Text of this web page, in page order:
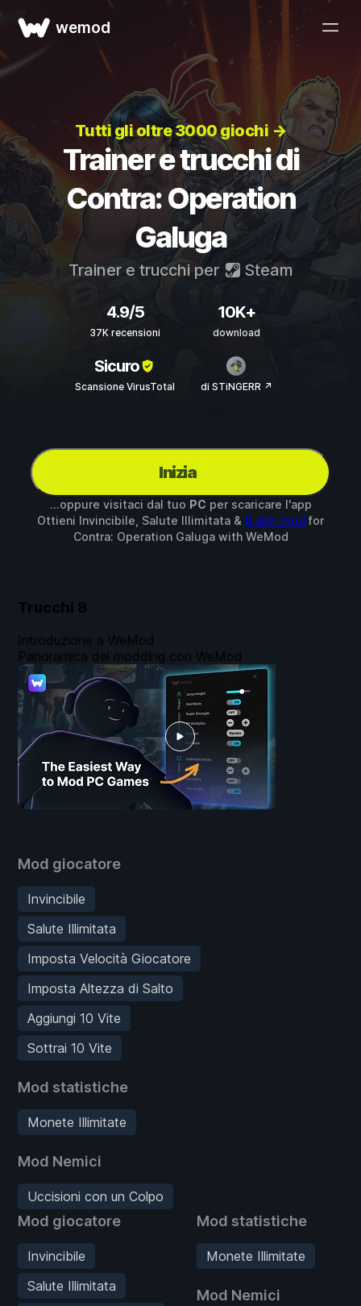
wemod
Tutti gli oltre 3000 giochi →
Trainer e trucchi di
Contra: Operation
Galuga
Trainer e trucchi per Steam
4.9/5
37K recensioni
10K+
download
Sicuro
Scansione VirusTotal di STiNGERR ↗
Inizia
...oppure visitaci dal tuo PC per scaricare l'app
Ottieni Invincibile, Salute Illimitata & 6 altri mod for
Contra: Operation Galugawith WeMod
Trucchi 8
Mod giocatore
Invincibile
Salute Illimitata
Imposta Velocità Giocatore
Imposta Altezza di Salto
Aggiungi 10 Vite
Sottrai 10 Vite
Mod statistiche
Monete Illimitate
Mod Nemici
Uccisioni con un Colpo
Mod giocatore
Invincibile
Salute Illimitata
Mod statistiche
Monete Illimitate
Mod Nemici
Introduzione a WeMod
Panoramica del modding con WeMod